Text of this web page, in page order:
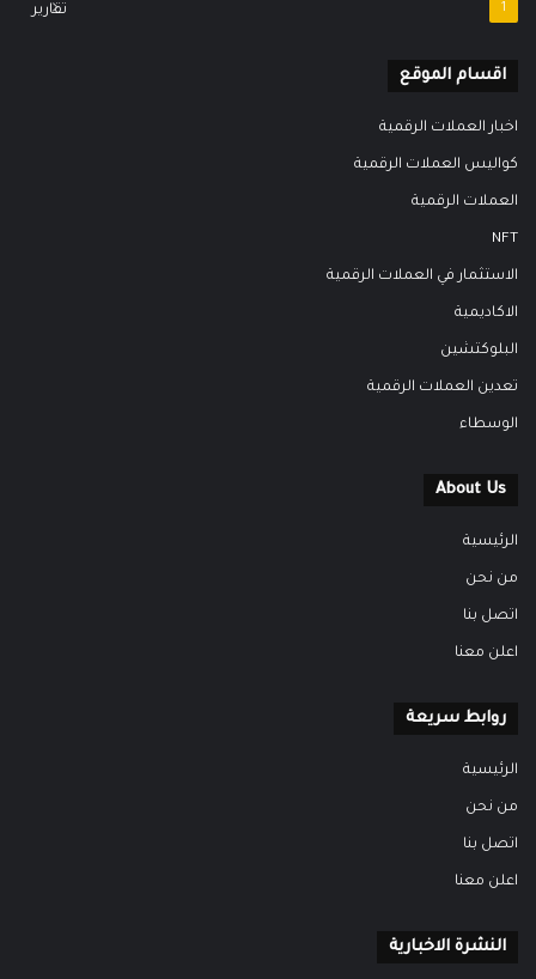
تقارير 1
اقسام الموقع
اخبار العملات الرقمية
كواليس العملات الرقمية
العملات الرقمية
NFT
الاستثمار في العملات الرقمية
الاكاديمية
البلوكتشين
تعدين العملات الرقمية
الوسطاء
About Us
الرئيسية
من نحن
اتصل بنا
اعلن معنا
روابط سريعة
الرئيسية
من نحن
اتصل بنا
اعلن معنا
النشرة الاخبارية